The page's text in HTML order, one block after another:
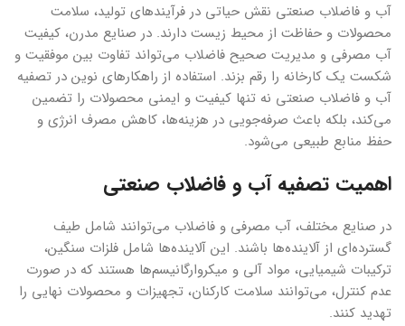
آب و فاضلاب صنعتی نقش حیاتی در فرآیندهای تولید، سلامت
محصولات و حفاظت از محیط زیست دارند. در صنایع مدرن، کیفیت
آب مصرفی و مدیریت صحیح فاضلاب می‌تواند تفاوت بین موفقیت و
شکست یک کارخانه را رقم بزند. استفاده از راهکارهای نوین در تصفیه
آب و فاضلاب صنعتی نه تنها کیفیت و ایمنی محصولات را تضمین
می‌کند، بلکه باعث صرفه‌جویی در هزینه‌ها، کاهش مصرف انرژی و
حفظ منابع طبیعی می‌شود.
اهمیت تصفیه آب و فاضلاب صنعتی
در صنایع مختلف، آب مصرفی و فاضلاب می‌توانند شامل طیف
گسترده‌ای از آلاینده‌ها باشند. این آلاینده‌ها شامل فلزات سنگین،
ترکیبات شیمیایی، مواد آلی و میکروارگانیسم‌ها هستند که در صورت
عدم کنترل، می‌توانند سلامت کارکنان، تجهیزات و محصولات نهایی را
تهدید کنند.